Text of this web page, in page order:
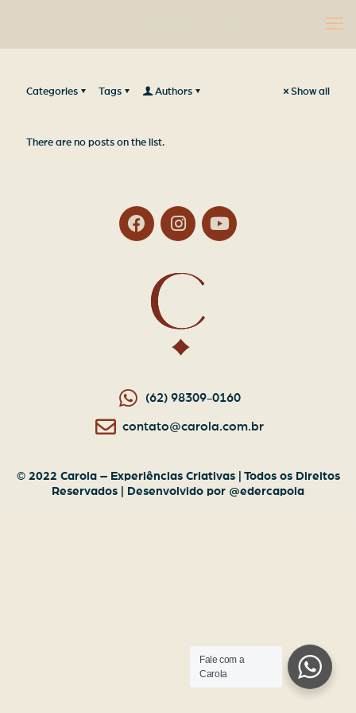
Categories Tags Authors Show all
There are no posts on the list.
(62) 98309-0160
contato@carola.com.br
© 2022 Carola – Experiências Criativas | Todos os Direitos
Reservados | Desenvolvido por @edercapoia
Fale com a
Carola